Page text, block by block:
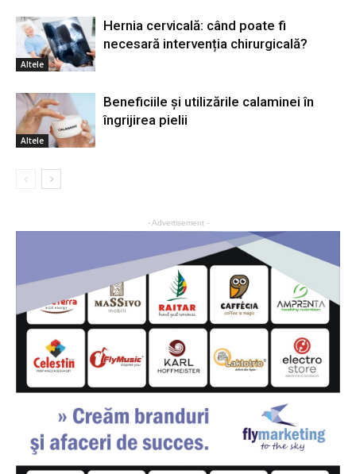
Altele
Hernia cervicală: când poate fi
necesară intervenția chirurgicală?
Altele
Beneficiile și utilizările calaminei în
îngrijirea pielii
- Advertisement -